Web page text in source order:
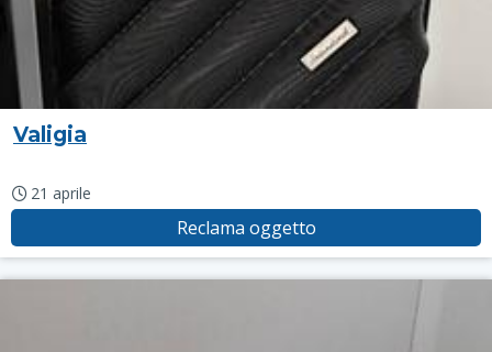
Valigia
21 aprile
Reclama oggetto